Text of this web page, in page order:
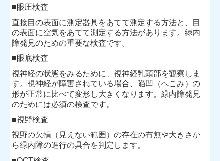
■眼圧検査
直接目の表面に測定器具をあてて測定する方法と、目
の表面に空気をあてて測定する方法があります。緑内
障発見のための重要な検査です。
■眼底検査
視神経の状態をみるために、視神経乳頭部を観察しま
す。視神経が障害されている場合、陥凹（へこみ）の
形が正常に比べて変形し大きくなります。緑内障発見
のためには必須の検査です。
■視野検査
視野の欠損（見えない範囲）の存在の有無や大きさか
ら緑内障の進行の具合を判定します。